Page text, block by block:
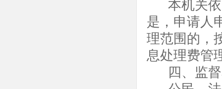
本机关
是，申请人
理范围的，
息处理费管
四、监